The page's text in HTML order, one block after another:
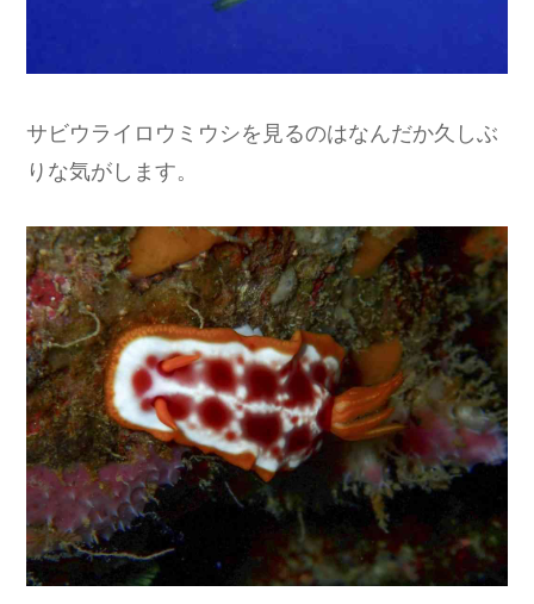
サビウライロウミウシを見るのはなんだか久しぶ
りな気がします。